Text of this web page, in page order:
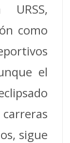
como
el
sigue